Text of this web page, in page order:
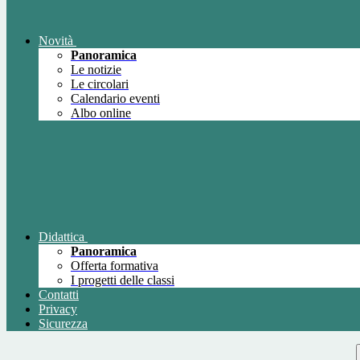
Novità
Panoramica
Le notizie
Le circolari
Calendario eventi
Albo online
Didattica
Panoramica
Offerta formativa
I progetti delle classi
Contatti
Privacy
Sicurezza